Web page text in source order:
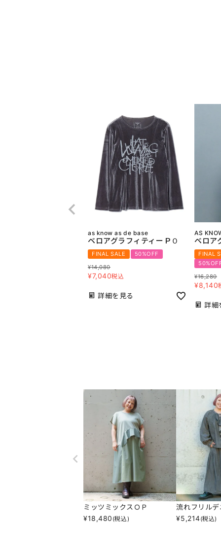
as know as de base
ベロアグラフィティーＰＯ
FINAL SALE
50%OFF
¥14,080
¥7,040税込
詳細を見る
AS
ベロア
FINAL
¥16,280
¥8,140
詳細
ミッツミックスＯＰ
¥18,480 (税込)
流れフリル
¥5,214(税込)